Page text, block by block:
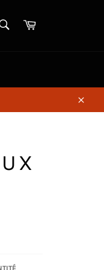
Panier
Close